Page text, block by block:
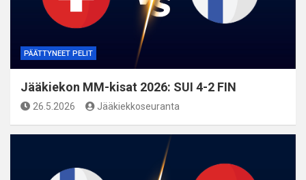
PÄÄTTYNEET PELIT
Jääkiekon MM-kisat 2026: SUI 4-2 FIN
26.5.2026 Jääkiekkoseuranta